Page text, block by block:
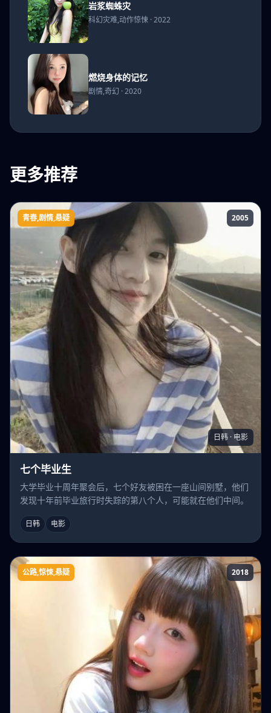
岩浆
蜘蛛
灾
岩浆蜘蛛灾
科幻灾难,动作惊悚 · 2022
燃烧
身体
的记
忆
燃烧身体的记忆
剧情,奇幻 · 2020
更多推荐
七个毕业生
青春,剧情,悬疑 2005
日韩 · 电影
七个毕业生
大学毕业十周年聚会后，七个好友被困在一座山间别墅，他们
发现十年前毕业旅行时失踪的第八个人，可能就在他们中间。
日韩 电影
九号公路
公路,惊悚,悬疑 2018